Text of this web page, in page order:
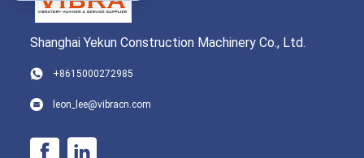
Shanghai Yekun Construction Machinery Co., Ltd.
+8615000272985
leon_lee@vibracn.com